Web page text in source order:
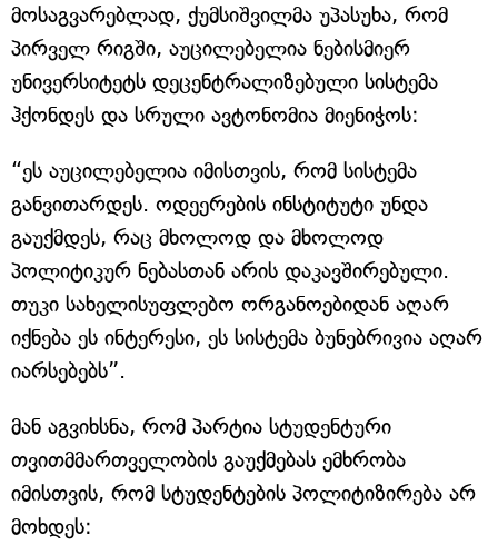
მოსაგვარებლად, ქუმსიშვილმა უპასუხა, რომ
პირველ რიგში, აუცილებელია ნებისმიერ
უნივერსიტეტს დეცენტრალიზებული სისტემა
ჰქონდეს და სრული ავტონომია მიენიჭოს:
“ეს აუცილებელია იმისთვის, რომ სისტემა
განვითარდეს. ოდეერების ინსტიტუტი უნდა
გაუქმდეს, რაც მხოლოდ და მხოლოდ
პოლიტიკურ ნებასთან არის დაკავშირებული.
თუკი სახელისუფლებო ორგანოებიდან აღარ
იქნება ეს ინტერესი, ეს სისტემა ბუნებრივია აღარ
იარსებებს”.
მან აგვიხსნა, რომ პარტია სტუდენტური
თვითმმართველობის გაუქმებას ემხრობა
იმისთვის, რომ სტუდენტების პოლიტიზირება არ
მოხდეს: